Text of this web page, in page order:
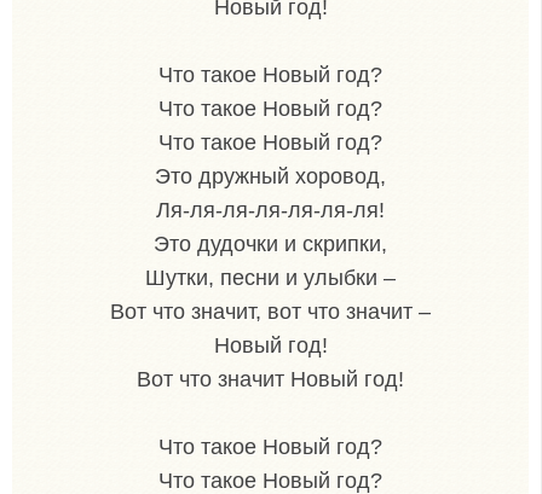
Новый год!
Что такое Новый год?
Что такое Новый год?
Что такое Новый год?
Это дружный хоровод,
Ля-ля-ля-ля-ля-ля-ля!
Это дудочки и скрипки,
Шутки, песни и улыбки –
Вот что значит, вот что значит –
Новый год!
Вот что значит Новый год!
Что такое Новый год?
Что такое Новый год?